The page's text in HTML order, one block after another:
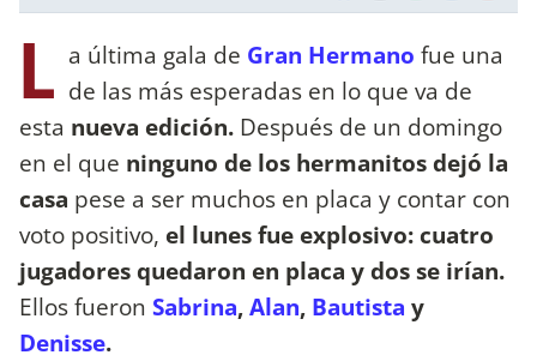
L a última gala de Gran Hermano fue una
de las más esperadas en lo que va de
esta nueva edición. Después de un domingo
en el que ninguno de los hermanitos dejó la
casa pese a ser muchos en placa y contar con
voto positivo, el lunes fue explosivo: cuatro
jugadores quedaron en placa y dos se irían.
Ellos fueron Sabrina,Alan, Bautista y
Denisse.